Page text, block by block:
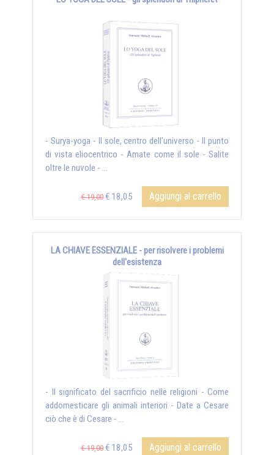
- Surya-yoga - Il sole, centro dell'universo - Il punto
di vista eliocentrico - Amate come il sole - Salite
oltre le nuvole - ...
€ 19,00 € 18,05 Aggiungi al carrello
LA CHIAVE ESSENZIALE - per risolvere i problemi
dell'esistenza
- Il significato del sacrificio nelle religioni - Come
addomesticare gli animali interiori - Date a Cesare
ciò che è di Cesare - ...
€ 19,00 € 18,05 Aggiungi al carrello